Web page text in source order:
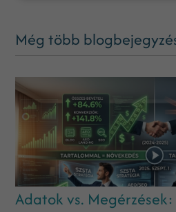
Még több
Adatok vs.